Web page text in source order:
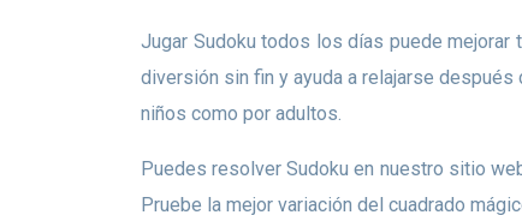
Jugar Sudoku todos los días puede mejorar tu memoria. El rompecabezas desarrolla el pensamiento lógico sin utilizar modelos matemáticos difíciles, ofrece
diversión sin fin y ayuda a relajarse
niños como por adultos.
Puedes resolver Sudoku en nuestro sitio web. Simplemente elige un juego que te guste y disfruta de un diseño nuevo y atractivo con una interfaz fácil de usar.
Pruebe la mejor variación del cuadrado